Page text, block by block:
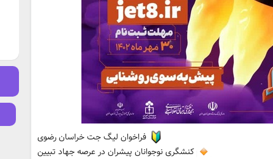
فراخوان لیگ جت خراسان رضوی
کنشگری نوجوانان پیشران در عرصه جهاد تبیین